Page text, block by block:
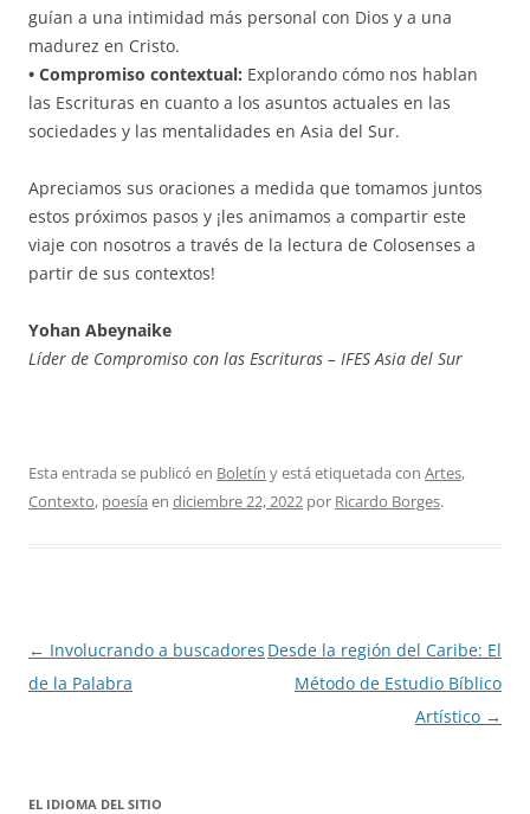
guían a una intimidad más personal con Dios y a una
madurez en Cristo.
• Compromiso contextual: Explorando cómo nos hablan
las Escrituras en cuanto a los asuntos actuales en las
sociedades y las mentalidades en Asia del Sur.
Apreciamos sus oraciones a medida que tomamos juntos
estos próximos pasos y ¡les animamos a compartir este
viaje con nosotros a través de la lectura de Colosenses a
partir de sus contextos!
Yohan Abeynaike
Líder de Compromiso con las Escrituras – IFES Asia del Sur
Esta entrada se publicó en Boletín y está etiquetada con Artes,
Contexto, poesía en diciembre 22, 2022 por Ricardo Borges.
Navegación
de
← Involucrando a buscadores
de la Palabra
Desde la región del Caribe: El
Método de Estudio Bíblico
Artístico →
EL IDIOMA DEL SITIO